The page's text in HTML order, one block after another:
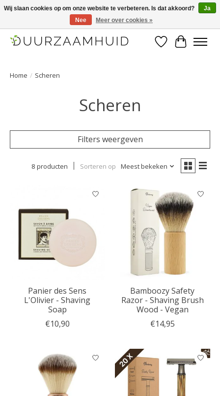
Duurzaamhuid, uw duurzame weg naar een mooie, gezonde huid.
Verlanglijst
Home / Scheren
Scheren
Filters weergeven
8 producten Sorteren op Meest bekeken
Panier des Sens
L'Olivier - Shaving
Soap
€10,90
Bamboozy Safety
Razor - Shaving Brush
Wood - Vegan
€14,95
Wij slaan cookies op om onze website te verbeteren. Is dat akkoord?
Ja
Nee
Meer over cookies »